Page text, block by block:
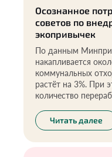
Осознанное
советов по
экопривычек
По данным
накапливается
коммунальных
растёт на 3%. При
количество
захоранивалось.
выросла до 13%, а
до 53%. И это
Читать далее